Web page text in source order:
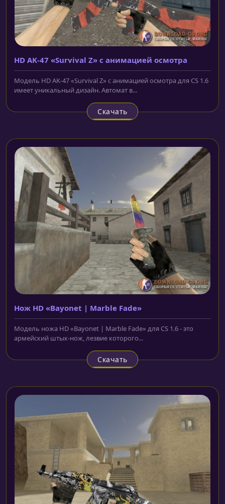
HD AK-47 «Survival Z» с анимацией осмотра
Модель HD AK-47 «Survival Z» с анимацией осмотра для CS 1.6
имеет уникальный дизайн. Автомат в...
Скачать
Нож HD «Bayonet | Marble Fade»
Модель ножа HD «Bayonet | Marble Fade» для CS 1.6 - это
армейский штык-нож, лезвие которого...
Скачать